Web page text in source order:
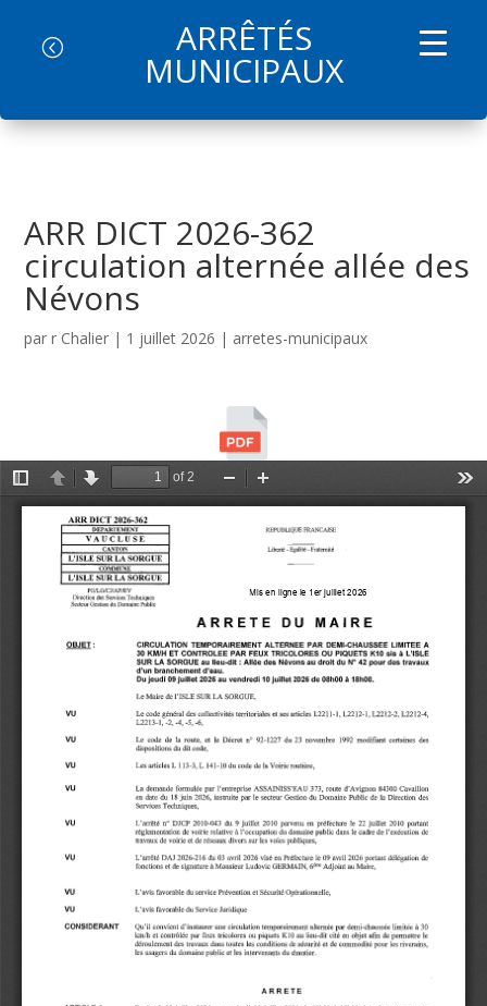
ARRÊTÉS
MUNICIPAUX
ARR DICT 2026-362
circulation alternée allée des
Névons
parr Chalier | 1 juillet 2026 | arretes-municipaux